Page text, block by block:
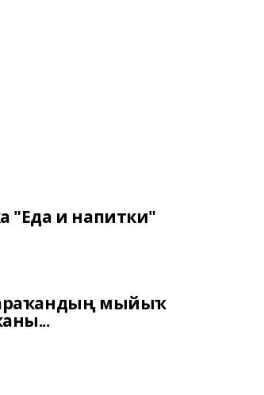
"Еда и напитки"
мыйыҡ